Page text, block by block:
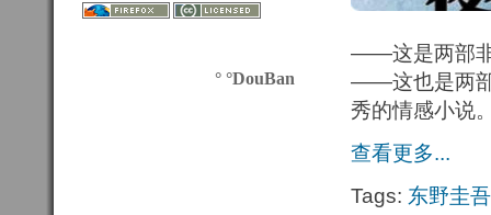
——这是两部非
——这也是两部
秀的情感小说
查看更多...
Tags: 东野圭吾
° °DouBan